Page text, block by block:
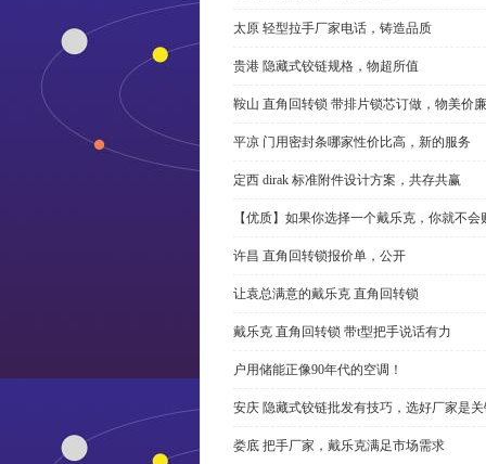
太原 轻型拉手厂家电话，铸造品质
贵港 隐藏式铰链规格，物超所值
鞍山 直角回转锁 带排片锁芯订做，物美价廉
平凉 门用密封条哪家性价比高，新的服务
定西 dirak 标准附件设计方案，共存共赢
【优质】如果你选择一个戴乐克，你就不
许昌 直角回转锁报价单，公开
让袁总满意的戴乐克 直角回转锁
戴乐克 直角回转锁 带t型把手说话有力
户用储能正像90年代的空调！
安庆 隐藏式铰链批发有技巧，选好厂家是
娄底 把手厂家，戴乐克满足市场需求